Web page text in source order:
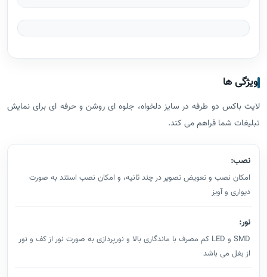
ویژگی ها
لایت باکس دو طرفه در سایز دلخواه، جلوه‌ ای روشن و حرفه‌ ای برای نمایش
تبلیغات شما فراهم می‌ کند.
نصب:
امکان نصب و تعویض تصویر در چند ثانیه، و امکان نصب استند به صورت
دیواری و آویز
نور:
SMD و LED کم مصرف با ماندگاری بالا و نورپردازی به صورت نور از کف و نور
از بغل می باشد